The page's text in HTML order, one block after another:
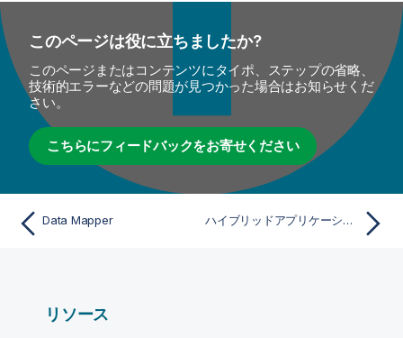
このページは役に立ちましたか?
このページまたはコンテンツにタイポ、ステップの省略、
技術的エラーなどの問題が見つかった場合はお知らせくだ
さい。
こちらにフィードバックをお寄せください
Data Mapper ハイブリッドアプリケーション
リソース